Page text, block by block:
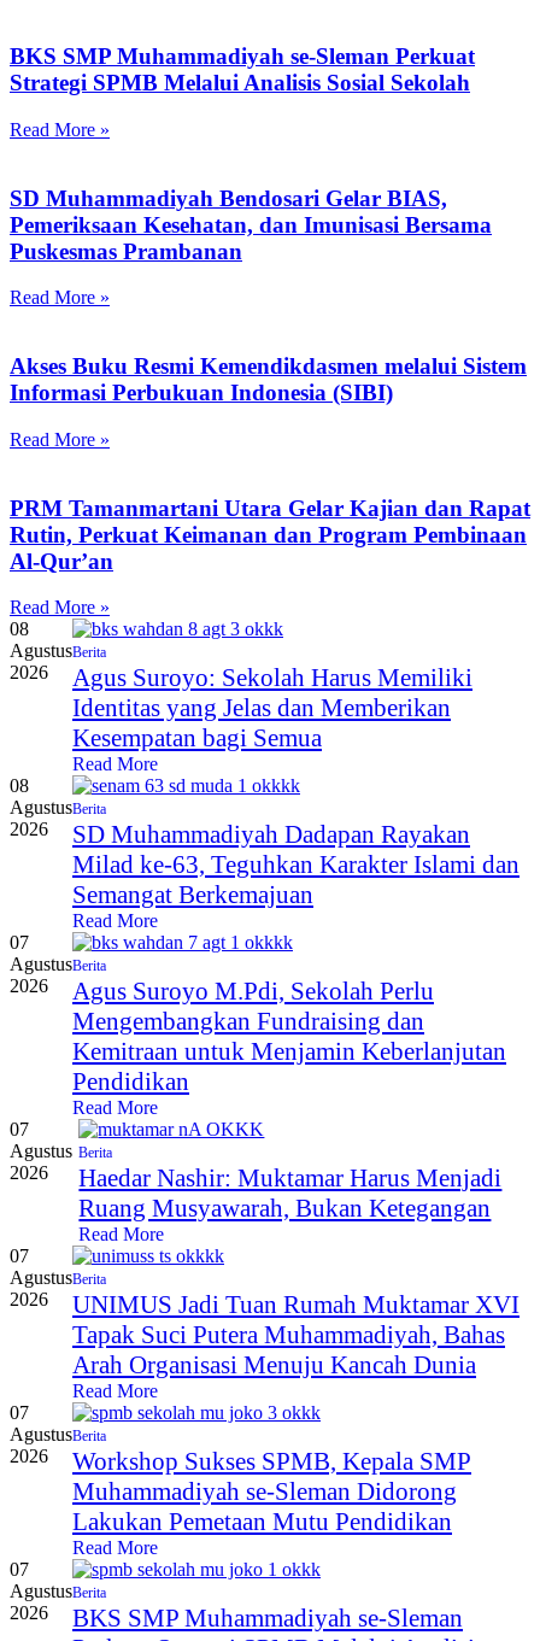
BKS SMP Muhammadiyah se-Sleman Perkuat
Strategi SPMB Melalui Analisis Sosial Sekolah
Read More »
SD Muhammadiyah Bendosari Gelar BIAS,
Pemeriksaan Kesehatan, dan Imunisasi Bersama
Puskesmas Prambanan
Read More »
Akses Buku Resmi Kemendikdasmen melalui Sistem
Informasi Perbukuan Indonesia (SIBI)
Read More »
PRM Tamanmartani Utara Gelar Kajian dan Rapat
Rutin, Perkuat Keimanan dan Program Pembinaan
Al-Qur’an
Read More »
08
Agustus
2026
Berita
Agus Suroyo: Sekolah Harus Memiliki
Identitas yang Jelas dan Memberikan
Kesempatan bagi Semua
Read More
08
Agustus
2026
Berita
SD Muhammadiyah Dadapan Rayakan
Milad ke-63, Teguhkan Karakter Islami dan
Semangat Berkemajuan
Read More
07
Agustus
2026
Berita
Agus Suroyo M.Pdi, Sekolah Perlu
Mengembangkan Fundraising dan
Kemitraan untuk Menjamin Keberlanjutan
Pendidikan
Read More
07
Agustus
2026
Berita
Haedar Nashir: Muktamar Harus Menjadi
Ruang Musyawarah, Bukan Ketegangan
Read More
07
Agustus
2026
Berita
UNIMUS Jadi Tuan Rumah Muktamar XVI
Tapak Suci Putera Muhammadiyah, Bahas
Arah Organisasi Menuju Kancah Dunia
Read More
07
Agustus
2026
Berita
Workshop Sukses SPMB, Kepala SMP
Muhammadiyah se-Sleman Didorong
Lakukan Pemetaan Mutu Pendidikan
Read More
07
Agustus
2026
Berita
BKS SMP Muhammadiyah se-Sleman